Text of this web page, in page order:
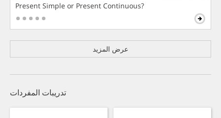
Present Simple or Present Continuous?
عرض المزيد
تدريبات المفردات